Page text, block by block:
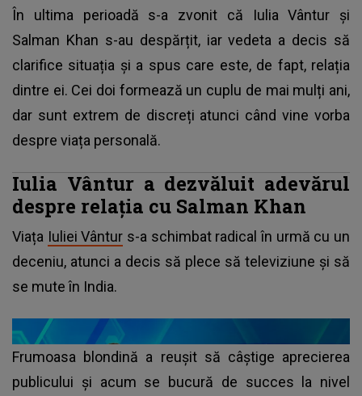
În ultima perioadă s-a zvonit că Iulia Vântur și
Salman Khan s-au despărțit, iar vedeta a decis să
clarifice situația și a spus care este, de fapt, relația
dintre ei. Cei doi formează un cuplu de mai mulți ani,
dar sunt extrem de discreți atunci când vine vorba
despre viața personală.
Iulia Vântur a dezvăluit adevărul
despre relația cu Salman Khan
Viața Iuliei Vântur s-a schimbat radical în urmă cu un
deceniu, atunci a decis să plece să televiziune și să
se mute în India.
Frumoasa blondină a reușit să câștige aprecierea
publicului și acum se bucură de succes la nivel